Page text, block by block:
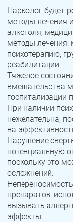
Нарколог будет
методы лечения
алкоголя,
методы лечения:
психотерапию,
реабилитации.
Тяжелое
вмешательства
госпитализации
При наличии
нежелательна,
на
Нарушение
потенциальную
поскольку это
осложнений.
препаратов,
вызывать
эффекты.